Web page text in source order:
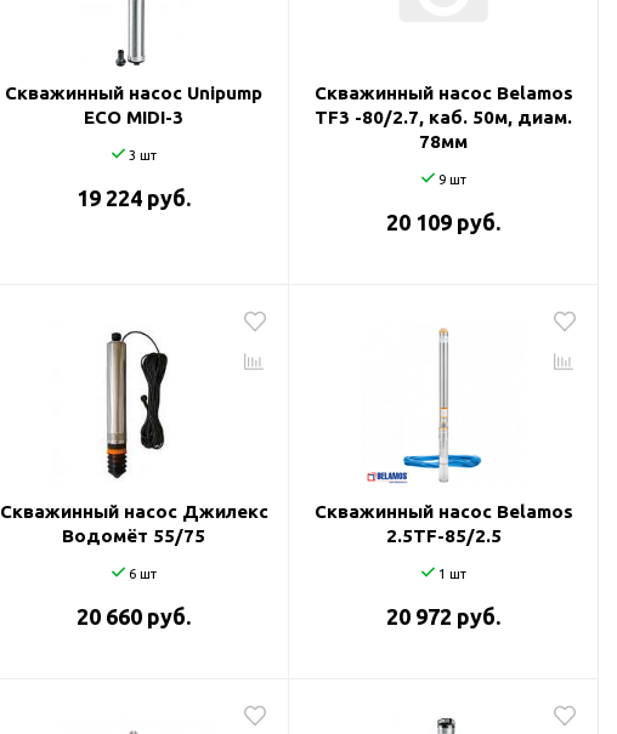
Скважинный насос Unipump
ECO MIDI-3
3 шт
19 224 руб.
Скважинный насос Belamos
TF3 -80/2.7, каб. 50м, диам.
78мм
9 шт
20 109 руб.
Скважинный насос Джилекс
Водомёт 55/75
6 шт
20 660 руб.
Скважинный насос Belamos
2.5TF-85/2.5
1 шт
20 972 руб.